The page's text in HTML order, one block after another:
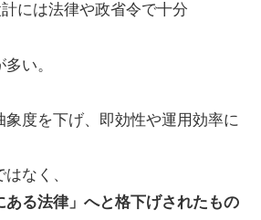
には法律や政省令で十分
い。
象度を下げ、即効性や運用効率に
なく、
ある法律」へと格下げされたもの